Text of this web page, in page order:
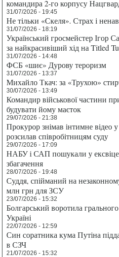
командира 2-го корпусу
31/07/2026 - 19:45
Не тільки «Скеля». Страх і
31/07/2026 - 18:19
Український гросмейстер Ігор
за найкрасивіший хід на Titled
31/07/2026 - 14:48
ФСБ «шиє» Дурову тероризм
31/07/2026 - 13:37
Михайло Ткач: за «Трухою»
30/07/2026 - 13:49
Командир військової частини
будувати йому маєток
29/07/2026 - 21:38
Прокурор знімав інтимне відео
розсилав співробітницям суду
29/07/2026 - 17:09
НАБУ і САП пошукали у
збагачення
28/07/2026 - 19:48
Суддя, спійманий на
млн грн для ЗСУ
23/07/2026 - 15:32
Болгарський воротила грального
Україні
22/07/2026 - 12:59
Син соратника кума Путіна
в СЗЧ
21/07/2026 - 15:32